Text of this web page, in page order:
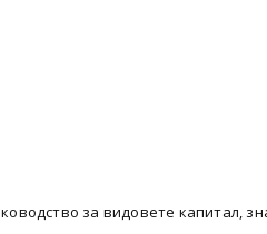
капитал, значение и примери